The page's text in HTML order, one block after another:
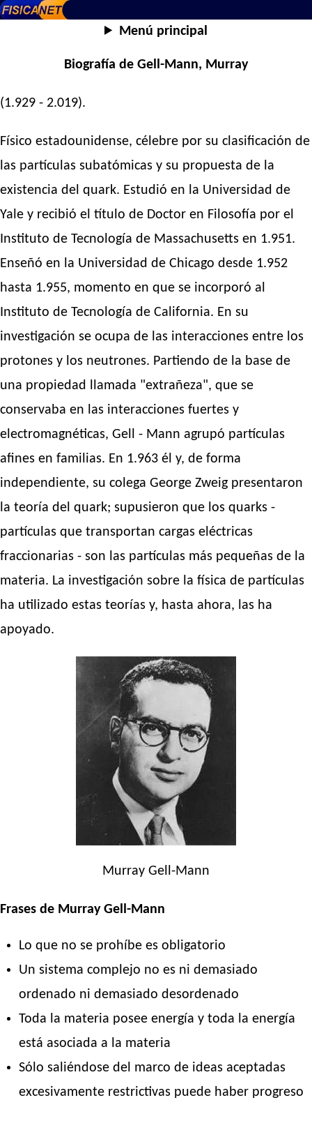
Menú principal
Biografía de Gell-Mann, Murray
(1.929 - 2.019).
Físico estadounidense, célebre por su clasificación de
las partículas subatómicas y su propuesta de la
existencia del quark. Estudió en la Universidad de
Yale y recibió el título de Doctor en Filosofía por el
Instituto de Tecnología de Massachusetts en 1.951.
Enseñó en la Universidad de Chicago desde 1.952
hasta 1.955, momento en que se incorporó al
Instituto de Tecnología de California. En su
investigación se ocupa de las interacciones entre los
protones y los neutrones. Partiendo de la base de
una propiedad llamada "extrañeza", que se
conservaba en las interacciones fuertes y
electromagnéticas, Gell - Mann agrupó partículas
afines en familias. En 1.963 él y, de forma
independiente, su colega George Zweig presentaron
la teoría del quark; supusieron que los quarks -
partículas que transportan cargas eléctricas
fraccionarias - son las partículas más pequeñas de la
materia. La investigación sobre la física de partículas
ha utilizado estas teorías y, hasta ahora, las ha
apoyado.
Murray Gell-Mann
Frases de Murray Gell-Mann
Lo que no se prohíbe es obligatorio
Un sistema complejo no es ni demasiado
ordenado ni demasiado desordenado
Toda la materia posee energía y toda la energía
está asociada a la materia
Sólo saliéndose del marco de ideas aceptadas
excesivamente restrictivas puede haber progreso